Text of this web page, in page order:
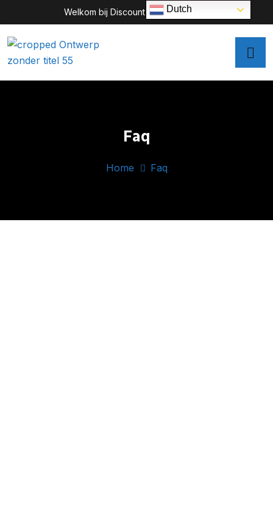
Welkom bij Discount Taxi Nederland
Faq
Home Faq
Dutch